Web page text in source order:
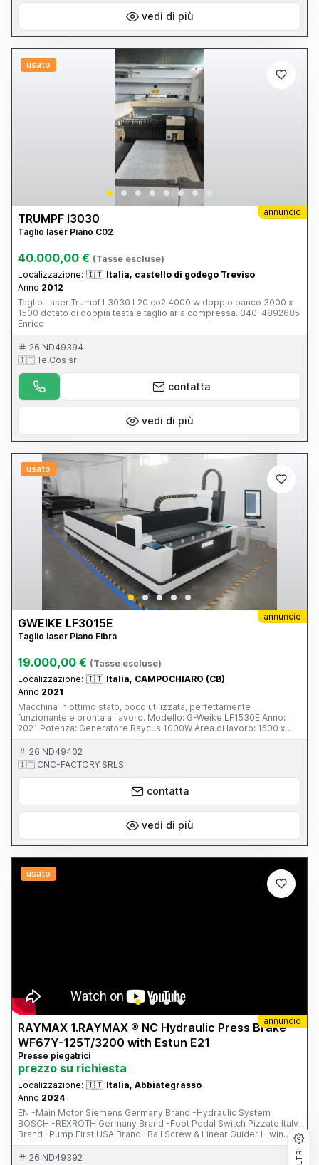
vedi di più
usato
annuncio
TRUMPF l3030
Taglio laser Piano C02
40.000,00 € (Tasse escluse)
Localizzazione: 🇮🇹 Italia, castello di godego Treviso
Anno 2012
Taglio Laser Trumpf L3030 L20 co2 4000 w doppio banco 3000 x
1500 dotato di doppia testa e taglio aria compressa. 340-4892685
Enrico
26IND49394
🇮🇹 Te.Cos srl
contatta
vedi di più
usato
annuncio
GWEIKE LF3015E
Taglio laser Piano Fibra
19.000,00 € (Tasse escluse)
Localizzazione: 🇮🇹 Italia, CAMPOCHIARO (CB)
Anno 2021
Macchina in ottimo stato, poco utilizzata, perfettamente
funzionante e pronta al lavoro. Modello: G-Weike LF1530E Anno:
2021 Potenza: Generatore Raycus 1000W Area di lavoro: 1500 x
3000 mm (o 1530 x 3050 mm) Caratteristiche principali: Taglio di
alta precisione su acciaio al carbonio, inox, alluminio e altri metalli
Eccellente qualità di taglio su spessori fino a 8 mm su ferro e 4 mm
su inox (a seconda del materiale) Motori servo, guide di alta qualità
e struttura robusta tipica G-Weike Sistema di controllo user-
friendly Consumi energetici contenuti rispetto a macchine più
potenti Ideale per carpenteria leggera/media, produzione di
particolari, cancelli, arredo metallico, componenti industriali Motivo
della vendita: upgrade a potenza superiore. La macchina è stata
sempre manutenuta con ricambi originali ed è visibile in funzione.
Prezzo: trattabile - contattami per maggiori informazioni e
foto/video Possibilità di visione e prova su appuntamento.
26IND49402
🇮🇹 CNC-FACTORY SRLS
contatta
vedi di più
usato
annuncio
RAYMAX 1.RAYMAX ® NC Hydraulic Press Brake
WF67Y-125T/3200 with Estun E21
Presse piegatrici
prezzo su richiesta
Localizzazione: 🇮🇹 Italia, Abbiategrasso
Anno 2024
EN -Main Motor Siemens Germany Brand -Hydraulic System
BOSCH -REXROTH Germany Brand -Foot Pedal Switch Pizzato Italy
Brand -Pump First USA Brand -Ball Screw & Linear Guider Hiwin
Chinese Brand -Electrical System Schneider France Brand -PLC,
Inverter and Safety Relay -One Set of Standard Punch & Die -------
26IND49392 FILTRI